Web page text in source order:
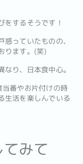
をするそうです！
っていたものの、
ります。(笑)
り、日本食中心。
番やお片付けの時
生活を楽しんでいる
みて